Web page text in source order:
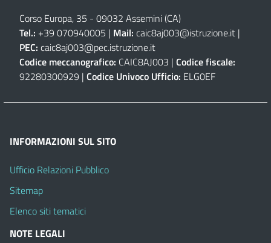
Corso Europa, 35 - 09032 Assemini (CA)
Tel.: +39 070940005 | Mail: caic8aj003@istruzione.it |
PEC: caic8aj003@pec.istruzione.it
Codice meccanografico: CAIC8AJ003 | Codice fiscale:
92280300929 | Codice Univoco Ufficio: ELG0EF
INFORMAZIONI SUL SITO
Ufficio Relazioni Pubblico
Sitemap
Elenco siti tematici
NOTE LEGALI